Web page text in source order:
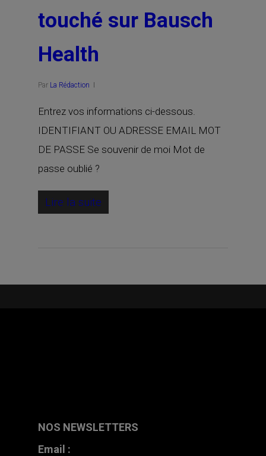
touché sur Bausch
Health
Par La Rédaction
Entrez vos informations ci-dessous.
IDENTIFIANT OU ADRESSE EMAIL MOT
DE PASSE Se souvenir de moi Mot de
passe oublié ?
Lire la suite
NOS NEWSLETTERS
Email :